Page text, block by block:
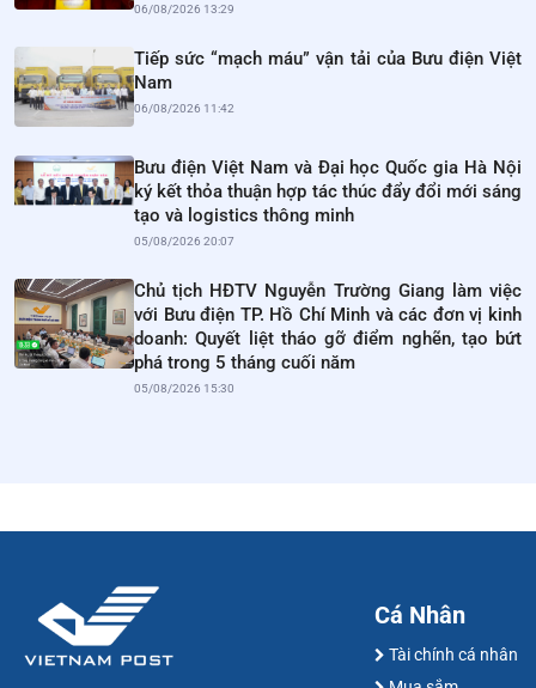
06/08/2026 13:29
Tiếp sức “mạch máu” vận tải của Bưu điện Việt
Nam
06/08/2026 11:42
Bưu điện Việt Nam và Đại học Quốc gia Hà Nội
ký kết thỏa thuận hợp tác thúc đẩy đổi mới sáng
tạo và logistics thông minh
05/08/2026 20:07
Chủ tịch HĐTV Nguyễn Trường Giang làm việc
với Bưu điện TP. Hồ Chí Minh và các đơn vị kinh
doanh: Quyết liệt tháo gỡ điểm nghẽn, tạo bứt
phá trong 5 tháng cuối năm
05/08/2026 15:30
Cá Nhân
Tài chính cá nhân